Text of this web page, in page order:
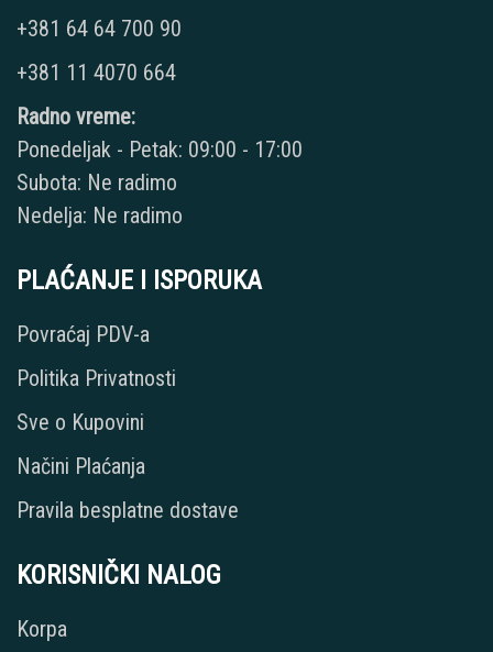
+381 64 64 700 90
+381 11 4070 664
Radno vreme:
Ponedeljak - Petak: 09:00 - 17:00
Subota: Ne radimo
Nedelja: Ne radimo
PLAĆANJE I ISPORUKA
Povraćaj PDV-a
Politika Privatnosti
Sve o Kupovini
Načini Plaćanja
Pravila besplatne dostave
KORISNIČKI NALOG
Korpa